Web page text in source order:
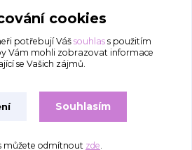
sběr cookies.
cookies
potřebují Váš souhlass použitím
Vám mohli zobrazovat informace
se Vašich zájmů.
Souhlasím
můžete odmítnout zde